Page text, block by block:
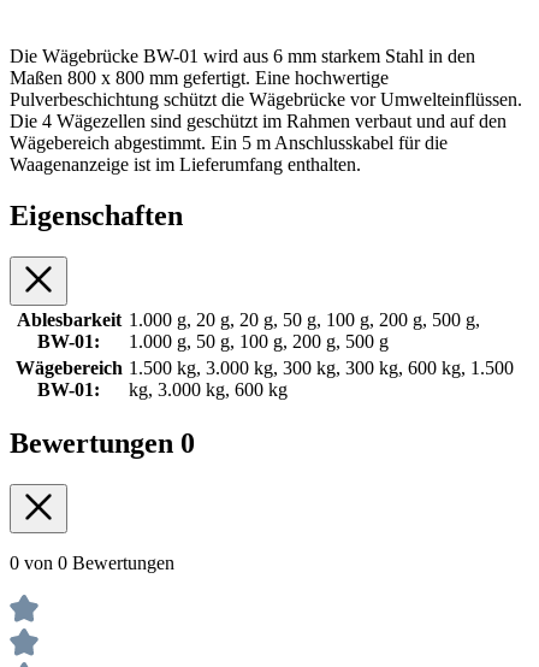
Die Wägebrücke BW-01 wird aus 6 mm starkem Stahl in den
Maßen 800 x 800 mm gefertigt. Eine hochwertige
Pulverbeschichtung schützt die Wägebrücke vor Umwelteinflüssen.
Die 4 Wägezellen sind geschützt im Rahmen verbaut und auf den
Wägebereich abgestimmt. Ein 5 m Anschlusskabel für die
Waagenanzeige ist im Lieferumfang enthalten.
Eigenschaften
Ablesbarkeit
BW-01:
1.000 g, 20 g, 20 g, 50 g, 100 g, 200 g, 500 g,
1.000 g, 50 g, 100 g, 200 g, 500 g
Wägebereich
BW-01:
1.500 kg, 3.000 kg, 300 kg, 300 kg, 600 kg, 1.500
kg, 3.000 kg, 600 kg
Bewertungen 0
0 von 0 Bewertungen